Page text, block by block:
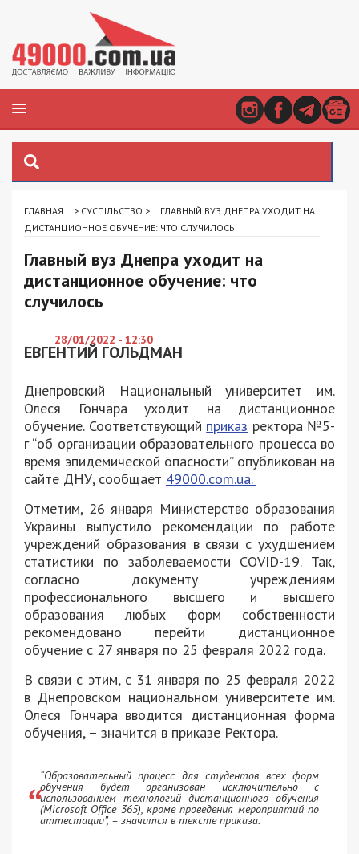
ГЛАВНАЯ > СУСПІЛЬСТВО >
ГЛАВНЫЙ ВУЗ ДНЕПРА УХОДИТ НА
ДИСТАНЦИОННОЕ ОБУЧЕНИЕ: ЧТО СЛУЧИЛОСЬ
Главный вуз Днепра уходит на
дистанционное обучение: что
случилось
28/01/2022 - 12:30
ЕВГЕНТИЙ ГОЛЬДМАН
Днепровский Национальный университет им.
Олеся Гончара уходит на дистанционное
обучение. Соответствующий приказ ректора №5-
г “об организации образовательного процесса во
время эпидемической опасности” опубликован на
сайте ДНУ, сообщает 49000.com.ua.
Отметим, 26 января Министерство образования
Украины выпустило рекомендации по работе
учреждений образования в связи с ухудшением
статистики по заболеваемости COVID-19. Так,
согласно документу учреждениям
профессионального высшего и высшего
образования любых форм собственности
рекомендовано перейти дистанционное
обучение с 27 января по 25 февраля 2022 года.
В связи с этим, с 31 января по 25 февраля 2022
в Днепровском национальном университете им.
Олеся Гончара вводится дистанционная форма
обучения, – значится в приказе Ректора.
“Образовательный процесс для студентов всех форм
обучения будет организован исключительно с
использованием технологий дистанционного обучения
(Microsoft Office 365), кроме проведения мероприятий по
аттестации”, – значится в тексте приказа.